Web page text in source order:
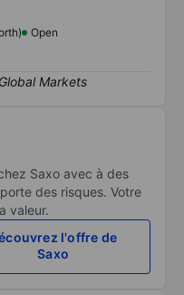
Open
Saxo avec à des
des risques. Votre
valeur.
l'offre de
Saxo